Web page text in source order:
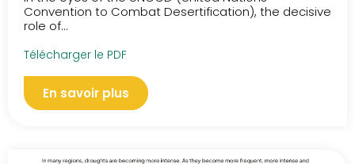
Convention to Combat Desertification), the decisive
role of...
Télécharger le PDF
En savoir plus